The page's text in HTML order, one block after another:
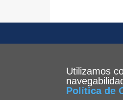
Utilizamos
Política de